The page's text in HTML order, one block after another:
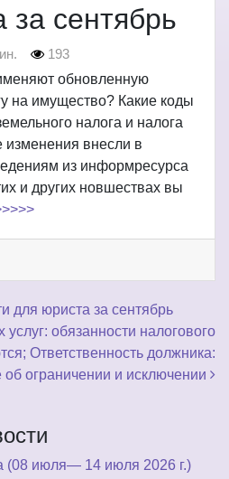
за сентябрь
193
обновленную
на имущество? Какие коды
налога и налога
изменения внесли в
из информресурса
и других новшествах вы
для юриста за сентябрь
обязанности налогового
Ответственность должника:
ограничении и исключении
(08 июля— 14 июля 2026 г.)